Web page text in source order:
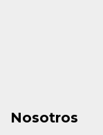
Nosotros